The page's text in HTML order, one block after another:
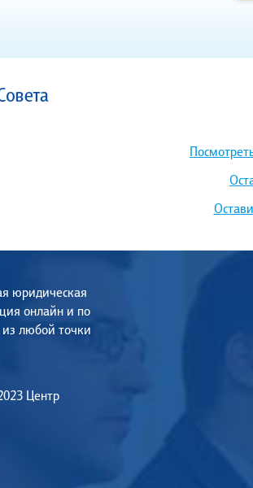
юридическая
онлайн и по
любой точки
Центр